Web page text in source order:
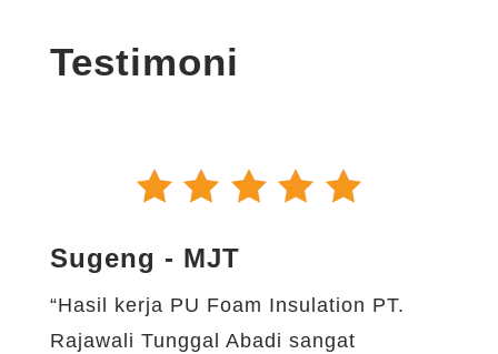
Testimoni
Sugeng - MJT
“Hasil kerja PU Foam Insulation PT.
Rajawali Tunggal Abadi sangat